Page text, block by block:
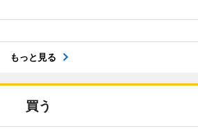
もっと見る
買う